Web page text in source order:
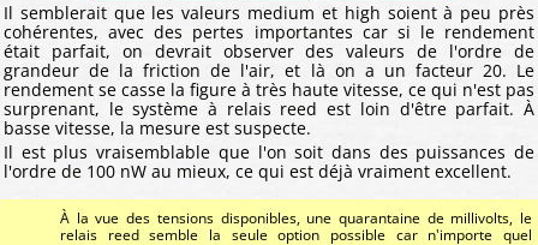
Il semblerait que les valeurs medium et high soient à peu près
cohérentes, avec des pertes importantes car si le rendement
était parfait, on devrait observer des valeurs de l'ordre de
grandeur de la friction de l'air, et là on a un facteur 20. Le
rendement se casse la figure à très haute vitesse, ce qui n'est pas
surprenant, le système à relais reed est loin d'être parfait. À
basse vitesse, la mesure est suspecte.
Il est plus vraisemblable que l'on soit dans des puissances de
l'ordre de 100 nW au mieux, ce qui est déjà vraiment excellent.
À la vue des tensions disponibles, une quarantaine de millivolts, le
relais reed semble la seule option possible car n'importe quel